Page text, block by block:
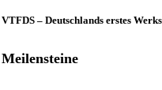
VTFDS – Deutschlands erstes
Meilensteine